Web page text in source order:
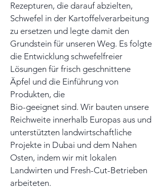
Rezepturen, die darauf abzielten,
Schwefel in der Kartoffelverarbeitung
zu ersetzen und legte damit den
Grundstein für unseren Weg. Es folgte
die Entwicklung schwefelfreier
Lösungen für frisch geschnittene
Äpfel und die Einführung von
Produkten, die
Bio-geeignet sind. Wir bauten unsere
Reichweite innerhalb Europas aus und
unterstützten landwirtschaftliche
Projekte in Dubai und dem Nahen
Osten, indem wir mit lokalen
Landwirten und Fresh-Cut-Betrieben
arbeiteten.